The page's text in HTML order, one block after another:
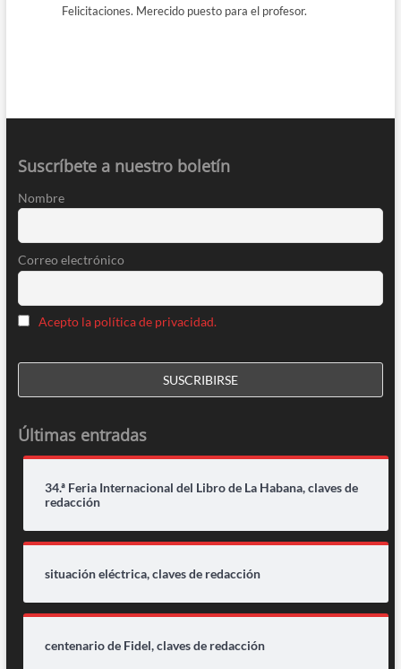
Felicitaciones. Merecido puesto para el profesor.
Suscríbete a nuestro boletín
Nombre
Correo electrónico
Acepto la política de privacidad.
Últimas entradas
34.ª Feria Internacional del Libro de La Habana, claves de
redacción
situación eléctrica, claves de redacción
centenario de Fidel, claves de redacción